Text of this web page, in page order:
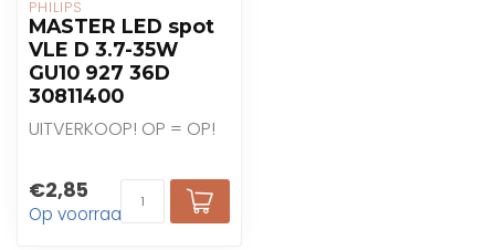
PHILIPS
MASTER LED spot
VLE D 3.7-35W
GU10 927 36D
30811400
UITVERKOOP! OP = OP!
€2,85
Op voorraad